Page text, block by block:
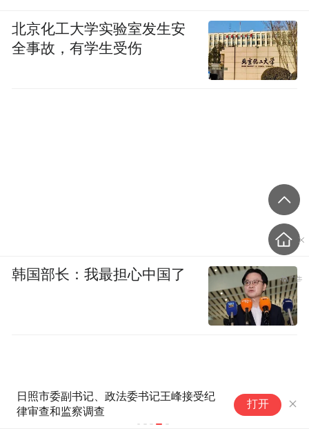
日照市委副书记、政法委书记王峰接受纪
律审查和监察调查
打开
北京化工大学实验室发生安
全事故，有学生受伤
韩国部长：我最担心中国了